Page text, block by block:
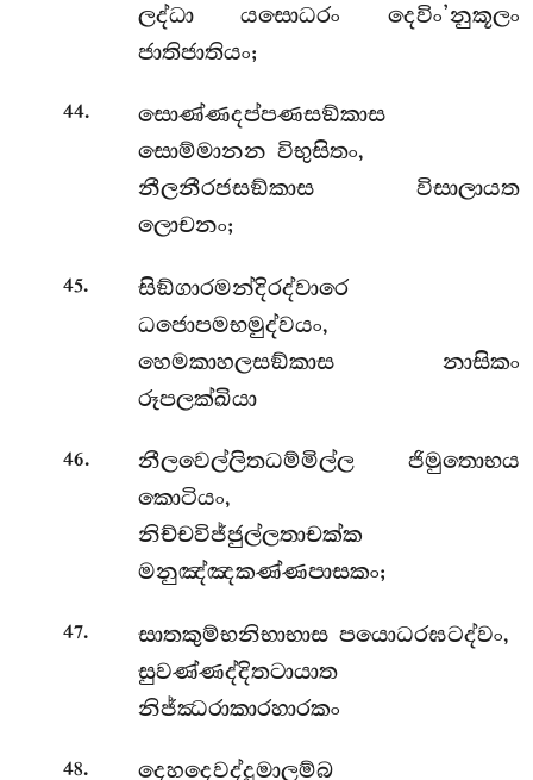
ලද්ධා යසොධරං දෙවිං’නුකූලං
ජාතිජාතියං;
44.
සොණ්ණදප්පණසඞ්කාස
සොම්මානන විභුසිතං,
නීලනීරජසඞ්කාස විසාලායත
ලොචනං;
45.
සිඞ්ගාරමන්දිරද්වාරෙ
ධජොපමභමුද්වයං,
හෙමකාහලසඞ්කාස නාසිකං
රූපලක්ඛියා
46.
නීලවෙල්ලිතධම්මිල්ල ජිමුතොභය
කොටියං,
නිච්චවිජ්ජුල්ලතාචක්ක
මනුඤ්ඤකණ්ණපාසකං;
47.
සාතකුම්භනිභාභාස පයොධරඝටද්වං,
සුවණ්ණද්දිතටායාත
නිජ්ඣරාකාරහාරකං
48. දෙහදෙවද්දුමාලම්බ